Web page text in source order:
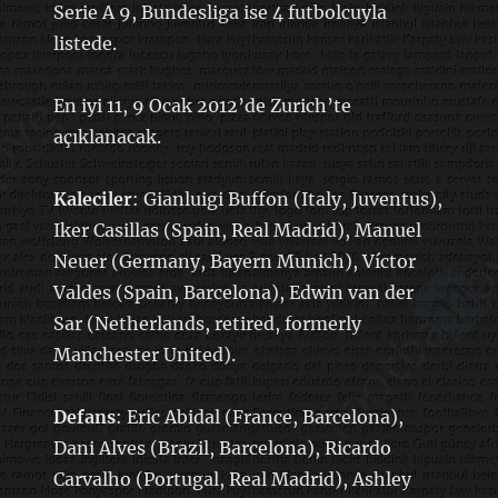
Serie A 9, Bundesliga ise 4 futbolcuyla
listede.
En iyi 11, 9 Ocak 2012’de Zurich’te
açıklanacak.
Kaleciler: Gianluigi Buffon (Italy, Juventus),
Iker Casillas (Spain, Real Madrid), Manuel
Neuer (Germany, Bayern Munich), Víctor
Valdes (Spain, Barcelona), Edwin van der
Sar (Netherlands, retired, formerly
Manchester United).
Defans: Eric Abidal (France, Barcelona),
Dani Alves (Brazil, Barcelona), Ricardo
Carvalho (Portugal, Real Madrid), Ashley